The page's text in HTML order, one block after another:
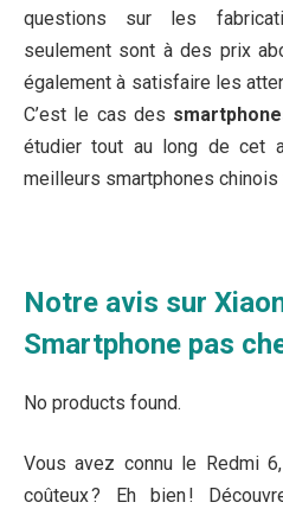
questions sur les
seulement sont à des prix
également à satisfaire les
C’est le cas des
étudier tout au long de cet
meilleurs smartphones chinois
Notre avis sur
Smartphone pas
No products found.
Vous avez connu le Redmi
coûteux ? Eh bien !